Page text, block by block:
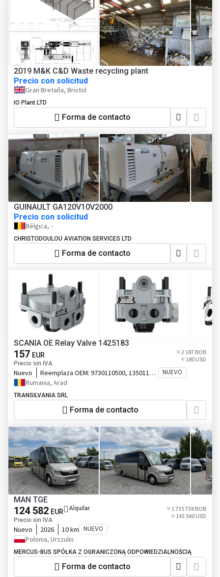
2019 M&K C&D Waste recycling plant
Precio con solicitud
Gran Bretaña, Bristol
IO Plant LTD
Forma de contacto
GUINAULT GA120V10V2000
Precio con solicitud
Bélgica, -
CHRISTODOULOU AVIATION SERVICES LTD
Forma de contacto
SCANIA OE Relay Valve 1425183
157 EUR
Precio sin IVA
≈ 2 187 BOB
≈ 180 USD
Nuevo Reemplaza OEM: 9730110500, 1350118,
1342598
NUEVO
Rumania, Arad
TRANSILVANIA SRL
Forma de contacto
MAN TGE
124 582 EUR
Precio sin IVA
Alquilar
≈ 1 735 738 BOB
≈ 143 540 USD
Nuevo 2026 10 km NUEVO
Polonia, Urszulin
MERCUS-BUS SPÓŁKA Z OGRANICZONĄ ODPOWIEDZIALNOŚCIĄ
Forma de contacto